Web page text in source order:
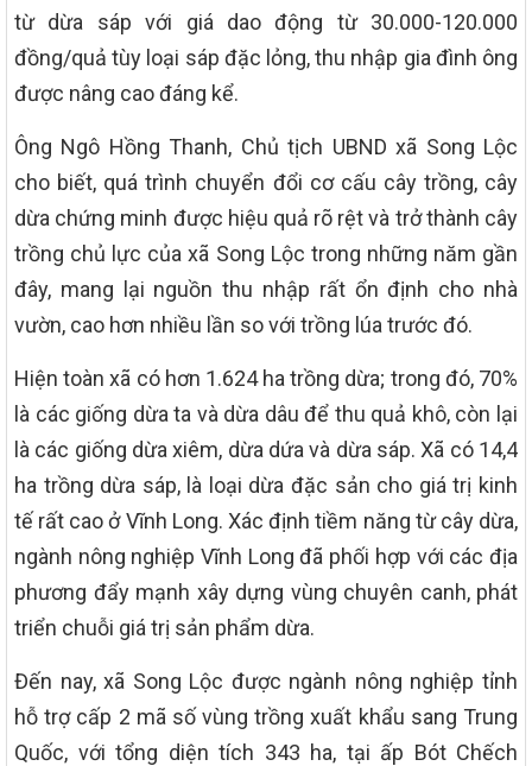
từ dừa sáp với giá dao động từ 30.000-120.000
đồng/quả tùy loại sáp đặc lỏng, thu nhập gia đình ông
được nâng cao đáng kể.
Ông Ngô Hồng Thanh, Chủ tịch UBND xã Song Lộc
cho biết, quá trình chuyển đổi cơ cấu cây trồng, cây
dừa chứng minh được hiệu quả rõ rệt và trở thành cây
trồng chủ lực của xã Song Lộc trong những năm gần
đây, mang lại nguồn thu nhập rất ổn định cho nhà
vườn, cao hơn nhiều lần so với trồng lúa trước đó.
Hiện toàn xã có hơn 1.624 ha trồng dừa; trong đó, 70%
là các giống dừa ta và dừa dâu để thu quả khô, còn lại
là các giống dừa xiêm, dừa dứa và dừa sáp. Xã có 14,4
ha trồng dừa sáp, là loại dừa đặc sản cho giá trị kinh
tế rất cao ở Vĩnh Long. Xác định tiềm năng từ cây dừa,
ngành nông nghiệp Vĩnh Long đã phối hợp với các địa
phương đẩy mạnh xây dựng vùng chuyên canh, phát
triển chuỗi giá trị sản phẩm dừa.
Đến nay, xã Song Lộc được ngành nông nghiệp tỉnh
hỗ trợ cấp 2 mã số vùng trồng xuất khẩu sang Trung
Quốc, với tổng diện tích 343 ha, tại ấp Bót Chếch